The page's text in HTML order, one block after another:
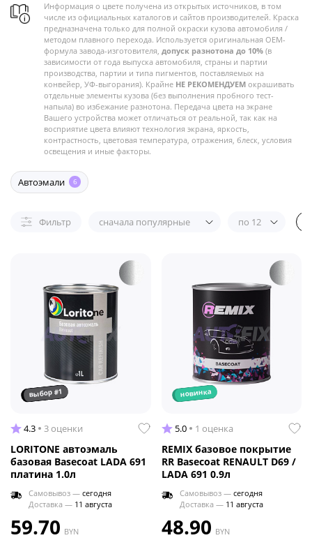
Информация о цвете получена из открытых источников, в том
числе из официальных каталогов и сайтов производителей. Краска
предназначена только для полной окраски кузова автомобиля /
методом плавного перехода. Используется оригинальная OEM-
формула завода-изготовителя, допуск разнотона до 10% (в
зависимости от года выпуска автомобиля, страны и партии
производства, партии и типа пигментов, поставляемых на
конвейер, УФ-выгорания). Крайне НЕ РЕКОМЕНДУЕМ окрашивать
отдельные элементы кузова (без выполнения пробного тест-
напыла) во избежание разнотона. Передача цвета на экране
Вашего устройства может отличаться от реальной, так как на
восприятие цвета влияют технология экрана, яркость,
контрастность, цветовая температура, отражения, блеск, условия
освещения и иные факторы.
Автоэмали 6
Фильтр сначала популярные по 12
выбор #1
4.3 3 оценки
LORITONE автоэмаль
базовая Basecoat LADA 691
платина 1.0л
Самовывоз — сегодня
Доставка — 11 августа
59.70 BYN
новинка
5.0 1 оценка
REMIX базовое покрытие
RR Basecoat RENAULT D69 /
LADA 691 0.9л
Самовывоз — сегодня
Доставка — 11 августа
48.90 BYN